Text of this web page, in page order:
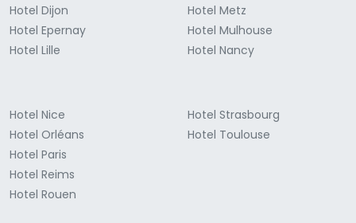
Hotel Dijon
Hotel Epernay
Hotel Lille
Hotel Metz
Hotel Mulhouse
Hotel Nancy
Hotel Nice
Hotel Orléans
Hotel Paris
Hotel Reims
Hotel Rouen
Hotel Strasbourg
Hotel Toulouse